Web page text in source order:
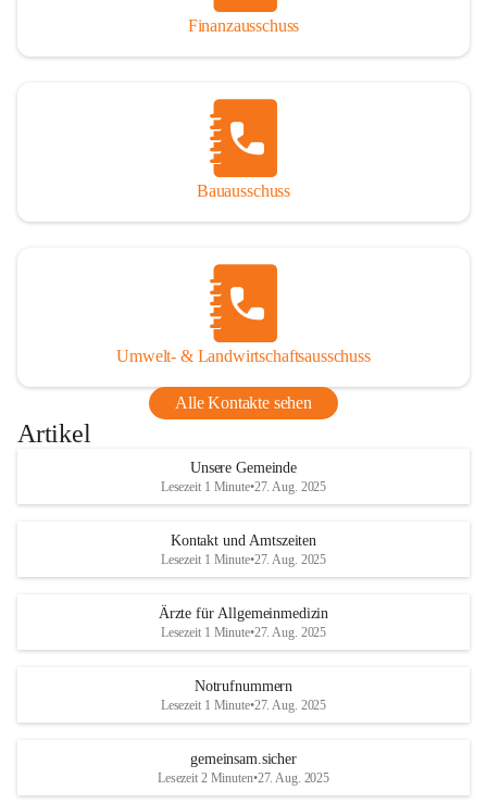
Finanzausschuss
Bauausschuss
Umwelt- & Landwirtschaftsausschuss
Alle Kontakte sehen
Artikel
Unsere Gemeinde
Lesezeit 1 Minute•27. Aug. 2025
Kontakt und Amtszeiten
Lesezeit 1 Minute•27. Aug. 2025
Ärzte für Allgemeinmedizin
Lesezeit 1 Minute•27. Aug. 2025
Notrufnummern
Lesezeit 1 Minute•27. Aug. 2025
gemeinsam.sicher
Lesezeit 2 Minuten•27. Aug. 2025